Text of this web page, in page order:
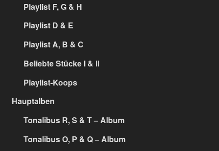
Playlist F, G & H
Playlist D & E
Playlist A, B & C
Beliebte Stücke I & II
Playlist-Koops
Hauptalben
Tonalibus R, S & T – Album
Tonalibus O, P & Q – Album